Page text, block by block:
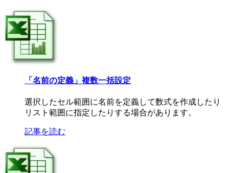
「名前の定義」複数一括設定
選択したセル範囲に名前を定義して数式を作成したり
リスト範囲に指定したりする場合があります。
記事を読む